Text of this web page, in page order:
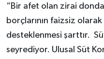
“Bir afet olan zirai
borçlarının faizsiz
desteklenmesi şarttır.
seyrediyor. Ulusal Süt